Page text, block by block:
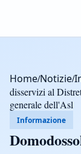
Home/Notizie/
disservizi al
generale dell'Asl
Informazione